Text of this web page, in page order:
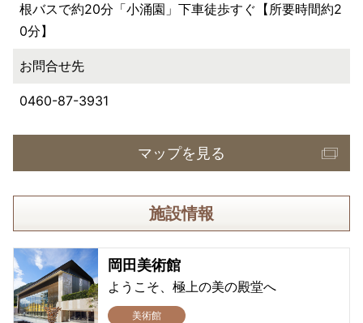
根バスで約20分「小涌園」下車徒歩すぐ【所要時間約2
0分】
お問合せ先
0460-87-3931
マップを見る
施設情報
岡田美術館
ようこそ、極上の美の殿堂へ
美術館